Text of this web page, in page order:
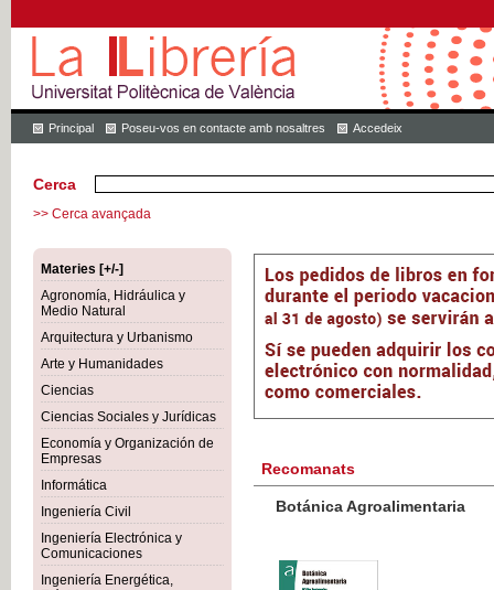
Principal Poseu-vos en contacte amb nosaltres Accedeix
Cerca
>> Cerca avançada
Materies [+/-]
Agronomía, Hidráulica y
Medio Natural
Arquitectura y Urbanismo
Arte y Humanidades
Ciencias
Ciencias Sociales y Jurídicas
Economía y Organización de
Empresas
Informática
Ingeniería Civil
Ingeniería Electrónica y
Comunicaciones
Ingeniería Energética,
Recomanats
Botánica Agroalimentaria